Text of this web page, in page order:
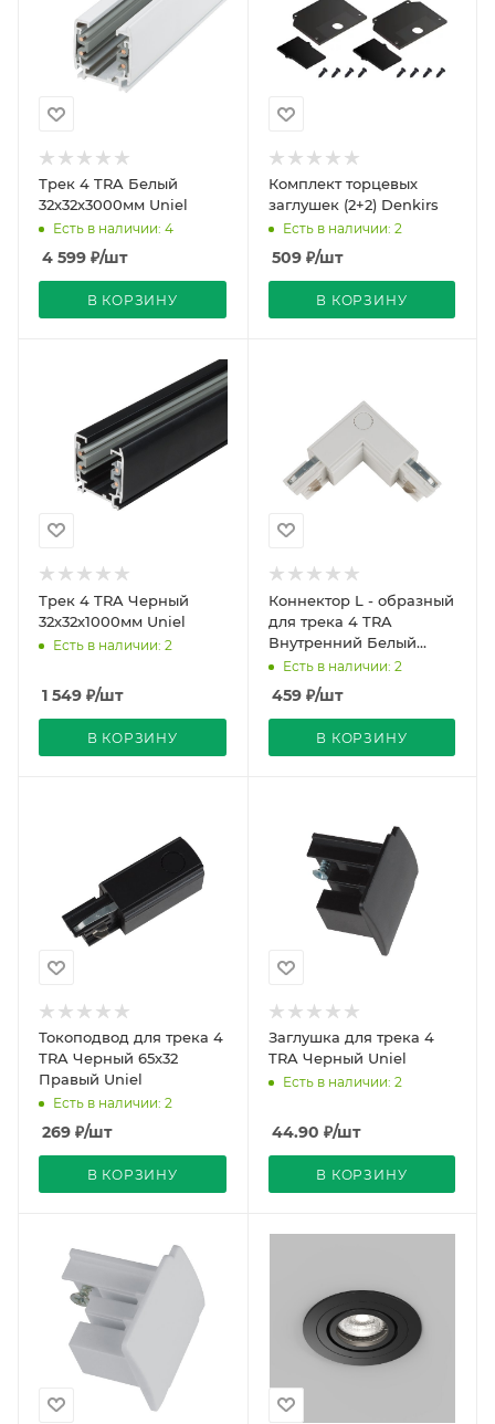
Трек 4 TRA Белый
32х32х3000мм Uniel
Есть в наличии: 4
4 599 ₽/шт
В КОРЗИНУ
Комплект торцевых
заглушек (2+2) Denkirs
Есть в наличии: 2
509₽/шт
В КОРЗИНУ
Трек 4 TRA Черный
32х32х1000мм Uniel
Есть в наличии: 2
1 549 ₽/шт
В КОРЗИНУ
Коннектор L - образный
для трека 4 TRA
Внутренний Белый
66х66мм Uniel
Есть в наличии: 2
459₽/шт
В КОРЗИНУ
Токоподвод для трека 4
TRA Черный 65х32
Правый Uniel
Есть в наличии: 2
269 ₽/шт
В КОРЗИНУ
Заглушка для трека 4
TRA Черный Uniel
Есть в наличии: 2
44.90 ₽/шт
В КОРЗИНУ